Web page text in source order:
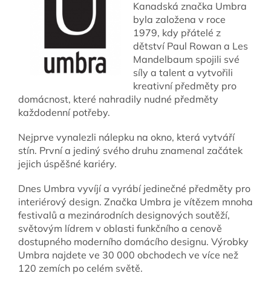
Kanadská značka Umbra
byla založena v roce
1979, kdy přátelé z
dětství Paul Rowan a Les
Mandelbaum spojili své
síly a talent a vytvořili
kreativní předměty pro
domácnost, které nahradily nudné předměty
každodenní potřeby.
Nejprve vynalezli nálepku na okno, která vytváří
stín. První a jediný svého druhu znamenal začátek
jejich úspěšné kariéry.
Dnes Umbra vyvíjí a vyrábí jedinečné předměty pro
interiérový design. Značka Umbra je vítězem mnoha
festivalů a mezinárodních designových soutěží,
světovým lídrem v oblasti funkčního a cenově
dostupného moderního domácího designu. Výrobky
Umbra najdete ve 30 000 obchodech ve více než
120 zemích po celém světě.